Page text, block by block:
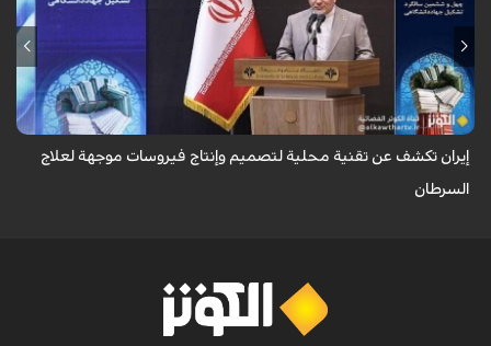
كشفت إيران عن تقنية محلية متقدمة لتصميم وهندسة وإنتاج وتنقية
الفيروسات الحالّة للأورام (Oncolytic Viruses)، القادرة على التكاثر بصورة
انتقائية وموجهة ...
إيران تكشف عن تقنية محلية لتصميم وإنتاج فيروسات موجهة لعلاج
السرطان